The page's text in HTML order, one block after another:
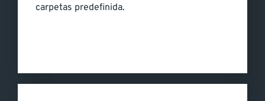
carpetas predefinida.